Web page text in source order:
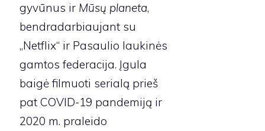
gyvūnus ir Mūsų planeta,
bendradarbiaujant su
„Netflix“ ir Pasaulio laukinės
gamtos federacija. Įgula
baigė filmuoti serialą prieš
pat COVID-19 pandemiją ir
2020 m. praleido